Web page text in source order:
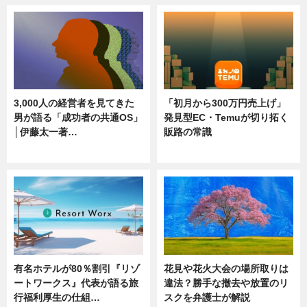
3,000人の経営者を見てきた
男が語る「成功者の共通OS」
│伊藤太一著…
「初月から300万円売上げ」
発見型EC・Temuが切り拓く
販路の常識
有名ホテルが80％割引『リゾ
ートワークス』代表が語る旅
行福利厚生の仕組…
花見や花火大会の場所取りは
違法？勝手な撤去や放置のリ
スクを弁護士が解説